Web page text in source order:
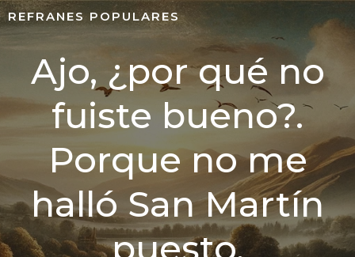
REFRANES POPULARES
Ajo, ¿por qué no
fuiste bueno?.
Porque no me
halló San Martín
puesto.